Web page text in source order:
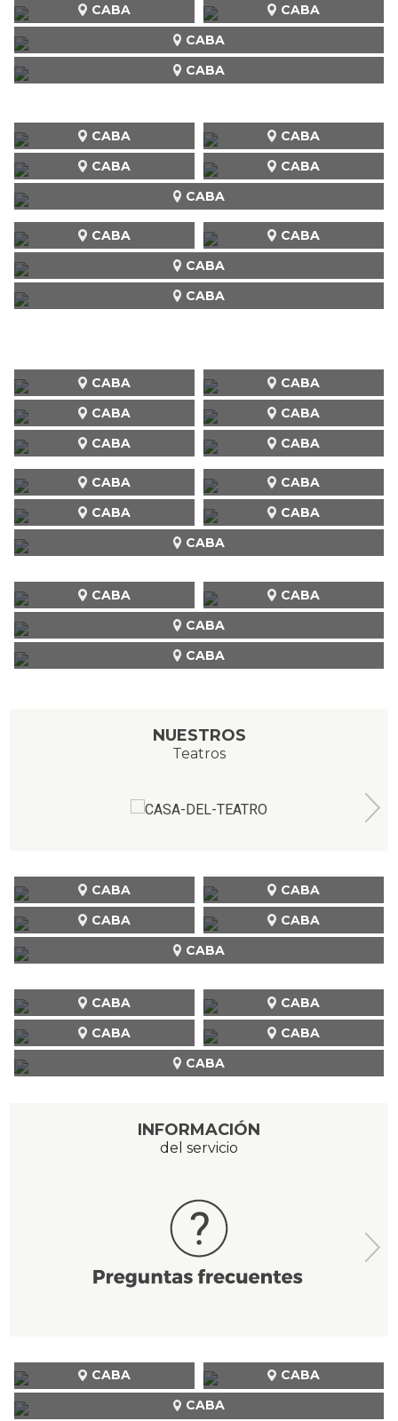
CABA
CABA CABA
CABA
CABA CABA
CABA
CABA CABA
CABA
CABA CABA
CABA
CABA
CABA
CABA
CABA
CABA
CABA
CABA CABA
CABA
CABA CABA
CABA
CABA CABA
CABA
NUESTROS
Teatros
CABA
CABA
CABA
CABA
CABA
CABA
CABA
CABA
CABA
CABA
INFORMACIÓN
del servicio
CABA
CABA CABA